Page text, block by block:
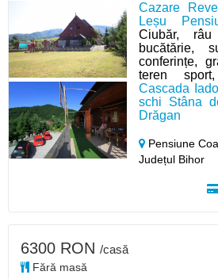
Cazare
Leșu
Ciubăr,
bucătărie,
conferințe,
teren
Cascada
schi Stâna
Drăgan
Pensiune
Județul Bihor
6300 RON /casă
Fără masă